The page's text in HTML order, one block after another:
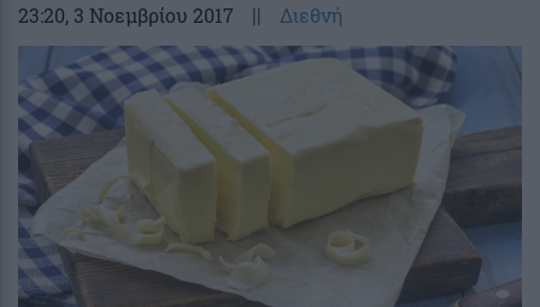
23:20, 3 Νοεμβρίου 2017 || Διεθνή